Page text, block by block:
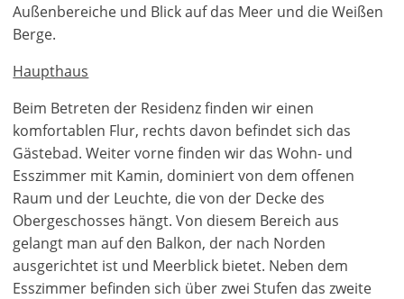
Außenbereiche und Blick auf das Meer und die Weißen
Berge.
Haupthaus
Beim Betreten der Residenz finden wir einen
komfortablen Flur, rechts davon befindet sich das
Gästebad. Weiter vorne finden wir das Wohn- und
Esszimmer mit Kamin, dominiert von dem offenen
Raum und der Leuchte, die von der Decke des
Obergeschosses hängt. Von diesem Bereich aus
gelangt man auf den Balkon, der nach Norden
ausgerichtet ist und Meerblick bietet. Neben dem
Esszimmer befinden sich über zwei Stufen das zweite